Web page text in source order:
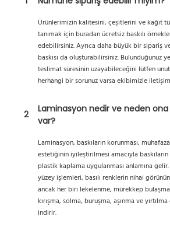
Ürünlerimizin kalitesini, çeşitlerini ve kağıt
tanımak için buradan ücretsiz baskılı
edebilirsiniz. Ayrıca daha büyük bir sipariş
baskısı da oluşturabilirsiniz. Bulunduğunuz
teslimat süresinin uzayabileceğini lütfen
herhangi bir sorunuz varsa ekibimizle
2
Laminasyon nedir ve neden
var?
Laminasyon, baskıların korunması,
estetiğinin iyileştirilmesi amacıyla
plastik kaplama uygulanması anlamına
yüzey işlemleri, basılı renklerin nihai
ancak her biri lekelenme, mürekkep
kırışma, solma, buruşma, aşınma ve
indirir.